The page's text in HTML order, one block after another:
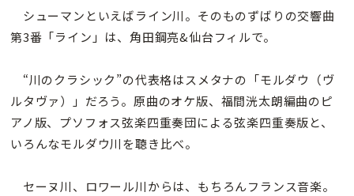
シューマンといえばライン川。そのものずばりの交響曲
第3番「ライン」は、角田鋼亮&仙台フィルで。
“川のクラシック”の代表格はスメタナの「モルダウ（ヴ
ルタヴァ）」だろう。原曲のオケ版、福間洸太朗編曲のピ
アノ版、プソフォス弦楽四重奏団による弦楽四重奏版と、
いろんなモルダウ川を聴き比べ。
セーヌ川、ロワール川からは、もちろんフランス音楽。